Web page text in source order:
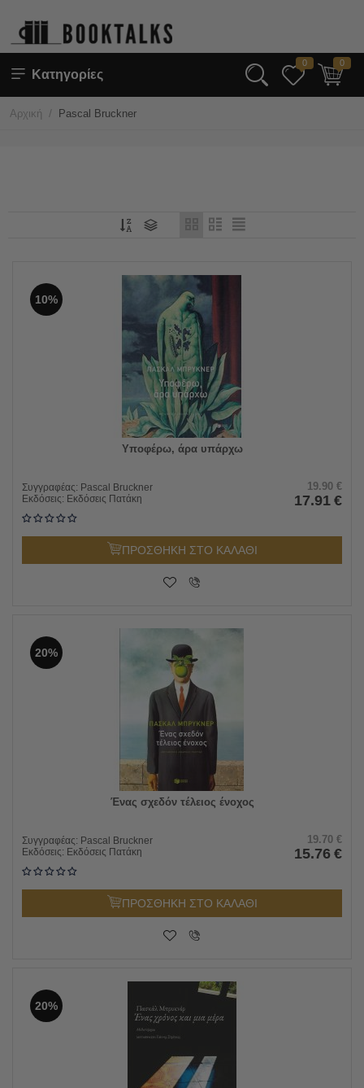
Κατηγορίες
0 0
Αρχική / Pascal Bruckner
10%
Υποφέρω, άρα υπάρχω
Συγγραφέας: Pascal Bruckner
Εκδόσεις: Εκδόσεις Πατάκη
19.90 €
17.91 €
ΠΡΟΣΘΗΚΗ ΣΤΟ ΚΑΛΑΘΙ
20%
Ένας σχεδόν τέλειος ένοχος
Συγγραφέας: Pascal Bruckner
Εκδόσεις: Εκδόσεις Πατάκη
19.70 €
15.76 €
ΠΡΟΣΘΗΚΗ ΣΤΟ ΚΑΛΑΘΙ
20%